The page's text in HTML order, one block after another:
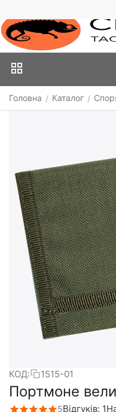
Головна / Каталог /
КОД: 1515-01
Портмоне
5Відгуків: 1